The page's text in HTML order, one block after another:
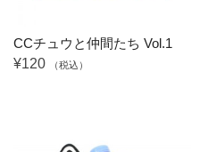
CCチュウと仲間たち Vol.1
¥120
（税込）